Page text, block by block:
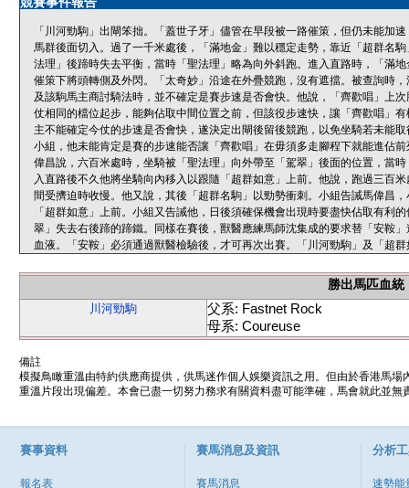
「川河勁駒」出閘笨拙。「蓋世子牙」儘管在早段被一路催策，但仍未能加
馬群後面切入。過了一千米處後，「滿地金」難以穩定走勢，靠近「超群名
法理」後蹄時失去平衡，當時「聖法理」略為向外斜跑。進入直路時，「滿
催策下將頭轉側及外閃。「太奇妙」沿途在外疊競跑，沒有遮擋。被查詢時
及該駒馬主商討騎法時，並不確定是賽步速是否會快。他說，「齊歡唱」上
仗相同的檔位起步，能夠佔取中間位置之前，但該役步速快，讓「齊歡唱」
主不能確定今仗的步速是否會快，遂決定出閘後留後競跑，以免坐騎若未能
小組，他未能肯定是賽的步速能否讓「齊歡唱」在毋須多走腳程下就能進佔
偉昌說，六百米處時，坐騎被「聖法理」向外帶至「駕翠」後面的位置，當
入直路後不久他將坐騎向內移入以跟隨「超群如意」上前。他說，跑過三百
間受擠迫時收慢。他又說，其後「超群名駒」以勁勢衝刺。小組告誡馬偉昌
「超群如意」上前。小組又告誡他，日後須確保機會出現時要盡快佔取有利
翠」失去右後蹄的蹄鐵。同樣在賽後，獸醫應練馬師沈集成的要求替「安鞍
血液。「安鞍」必須通過獸醫檢驗後，才可再次出賽。「川河勁駒」及「超
勝出馬匹血統
川河勁駒
父系: Fastnet Rock
母系: Coureuse
備註
模擬鳥瞰重溫由特約供應商提供，供馬迷作個人娛樂資訊之用。但由於香港馬
重溫片段出現偏差。本會已盡一切努力務求有關資料盡可能準確，馬會就此並
賽事資料
報名表
賽馬消息及資訊
賽馬消息
分析
速勢能